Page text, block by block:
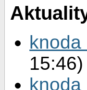
knoda
15:46)
knoda